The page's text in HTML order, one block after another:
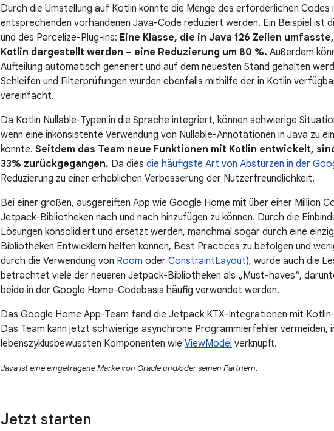
Durch die Umstellung auf Kotlin konnte die Menge des erforderlichen Codes
entsprechenden vorhandenen Java-Code reduziert werden. Ein Beispiel ist
und des Parcelize-Plug-ins: Eine Klasse, die in Java 126 Zeilen
Kotlin dargestellt werden – eine Reduzierung um 80 %. Außerdem
Aufteilung automatisch generiert und auf dem neuesten Stand gehalten
Schleifen und Filterprüfungen wurden ebenfalls mithilfe der in Kotlin
vereinfacht.
Da Kotlin Nullable-Typen in die Sprache integriert, können schwierige
wenn eine inkonsistente Verwendung von Nullable-Annotationen in Java zu
könnte. Seitdem das Team neue Funktionen mit Kotlin entwickelt,
33% zurückgegangen. Da dies die häufigste Art von Abstürzen in der
Reduzierung zu einer erheblichen Verbesserung der Nutzerfreundlichkeit.
Bei einer großen, ausgereiften App wie Google Home mit über einer Million
Jetpack-Bibliotheken nach und nach hinzufügen zu können. Durch die
Lösungen konsolidiert und ersetzt werden, manchmal sogar durch eine
Bibliotheken Entwicklern helfen können, Best Practices zu befolgen und
durch die Verwendung von Room oder ConstraintLayout), wurde auch die
betrachtet viele der neueren Jetpack-Bibliotheken als „Must-haves“,
beide in der Google Home-Codebasis häufig verwendet werden.
Das Google Home App-Team fand die Jetpack KTX-Integrationen mit
Das Team kann jetzt schwierige asynchrone Programmierfehler vermeiden,
lebenszyklusbewussten Komponenten wie ViewModel verknüpft.
Java ist eine eingetragene Marke von Oracle und/oder seinen Partnern.
Jetzt starten